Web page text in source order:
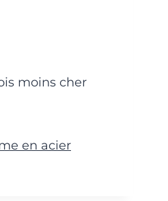
moins cher
en acier